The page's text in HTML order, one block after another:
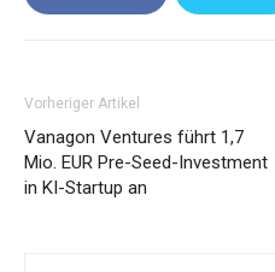
Vorheriger Artikel
Vanagon Ventures führt 1,7
Mio. EUR Pre-Seed-Investment
in KI-Startup an